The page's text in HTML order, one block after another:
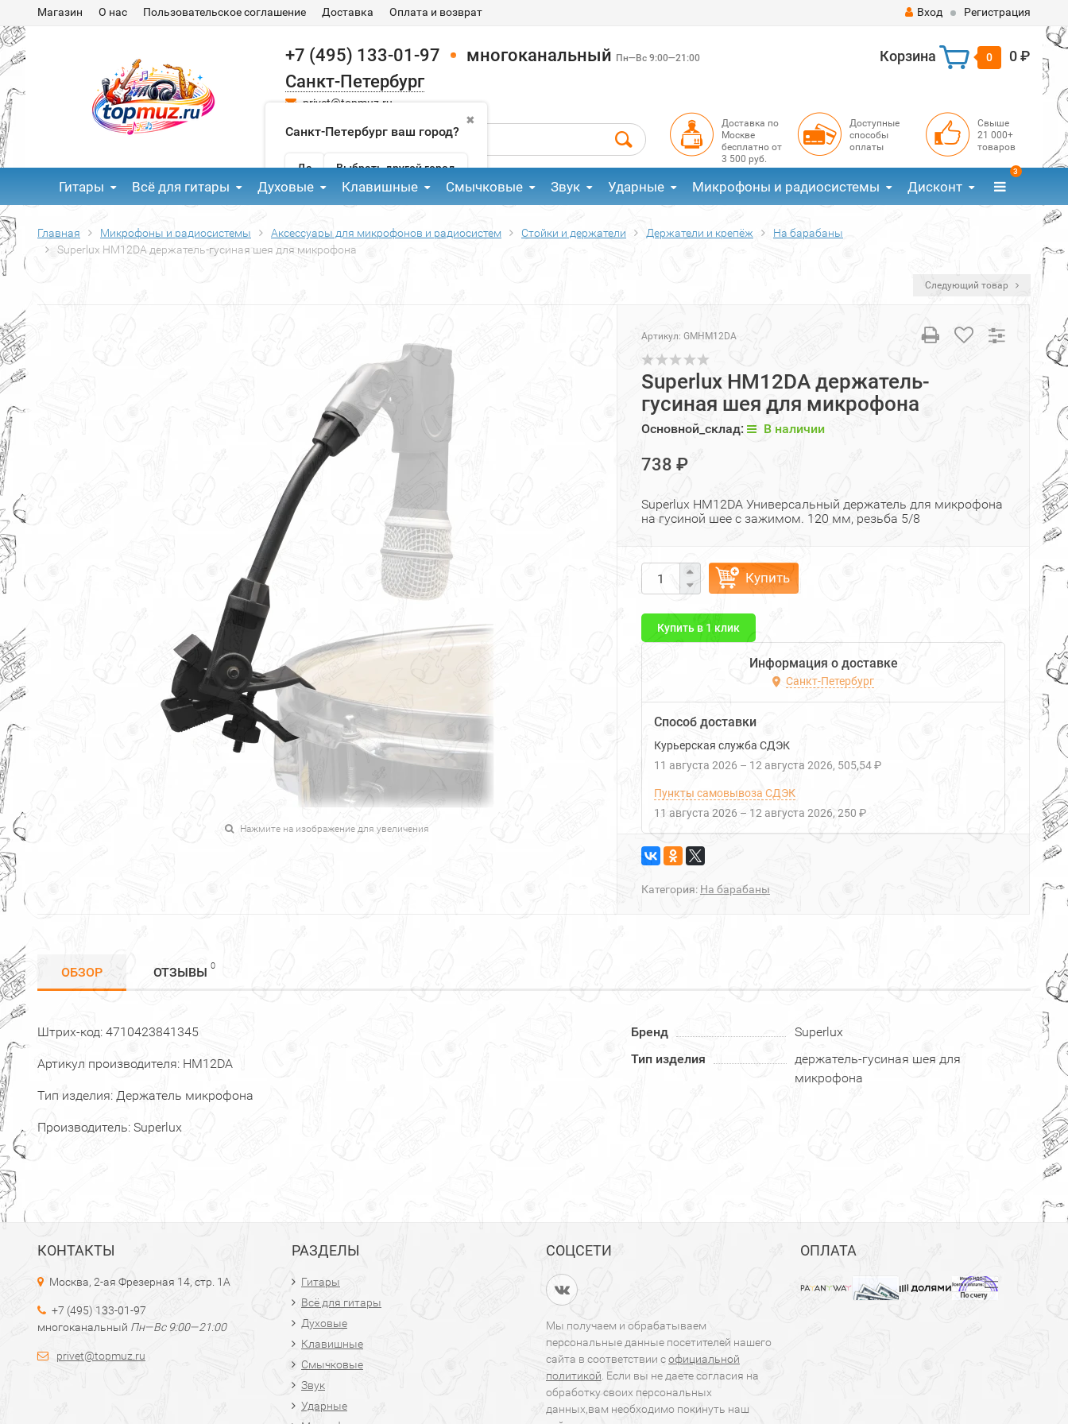
Магазин О нас Пользовательское соглашение Доставка Оплата и возврат Вход Регистрация
+7 (495) 133-01-97 многоканальный Пн—Вс 9:00—21:00
Санкт-Петербург
✖
Санкт-Петербург ваш город?
Да Выбрать другой город
privet@topmuz.ru
Корзина 0 0 ₽
Доставка по
Москве
бесплатно от
3 500 руб.
Доступные
способы
оплаты
Свыше
21 000+
товаров
Гитары Всё для гитары Духовые Клавишные Смычковые Звук Ударные Микрофоны и радиосистемы Дисконт
3
Главная Микрофоны и радиосистемы Аксессуары для микрофонов и радиосистем Стойки и держатели Держатели и крепёж
На барабаны
Superlux HM12DA держатель-гусиная шея для микрофона
Следующий товар
Нажмите на изображение для увеличения
Артикул: GMHM12DA
Superlux HM12DA держатель-
гусиная шея для микрофона
Основной_склад: В наличии
738 ₽
Superlux HM12DA Универсальный держатель для микрофона
на гусиной шее с зажимом. 120 мм, резьба 5/8
Купить
Купить в 1 клик
Информация о доставке
Санкт-Петербург
Способ доставки
Курьерская служба СДЭК
11 августа 2026 – 12 августа 2026 505,54 ₽
Пункты самовывоза СДЭК
11 августа 2026 – 12 августа 2026 250 ₽
Категория: На барабаны
ОБЗОР ОТЗЫВЫ 0
Штрих-код: 4710423841345
Артикул производителя: HM12DA
Тип изделия: Держатель микрофона
Производитель: Superlux
Бренд
Superlux
Тип изделия
держатель-гусиная шея для
микрофона
КОНТАКТЫ
Москва, 2-ая Фрезерная 14, стр. 1А
+7 (495) 133-01-97
многоканальный Пн—Вс 9:00—21:00
privet@topmuz.ru
РАЗДЕЛЫ
Гитары
Всё для гитары
Духовые
Клавишные
Смычковые
Звук
Ударные
СОЦСЕТИ
Мы получаем и обрабатываем
персональные данные посетителей нашего
сайта в соответствии софициальной
политикой . Если вы не даете согласия на
обработку своих персональных
данных,вам необходимо покинуть наш
ОПЛАТА